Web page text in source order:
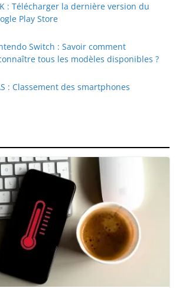
: Télécharger la dernière version du
Play Store
Switch : Savoir comment
tous les modèles disponibles ?
: Classement des smartphones